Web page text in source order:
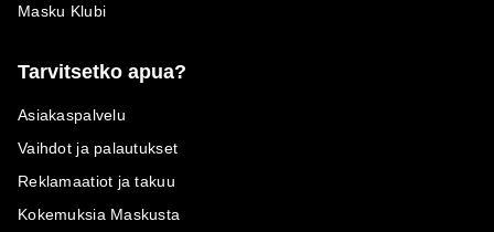
Masku Klubi
Tarvitsetko apua?
Asiakaspalvelu
Vaihdot ja palautukset
Reklamaatiot ja takuu
Kokemuksia Maskusta